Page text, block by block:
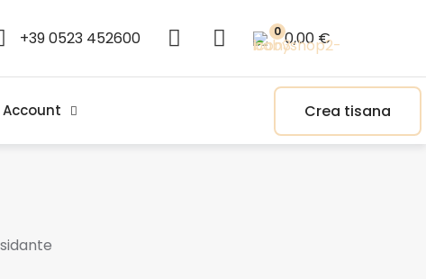
+39 0523 452600 0 0,00 €
Account Crea tisana